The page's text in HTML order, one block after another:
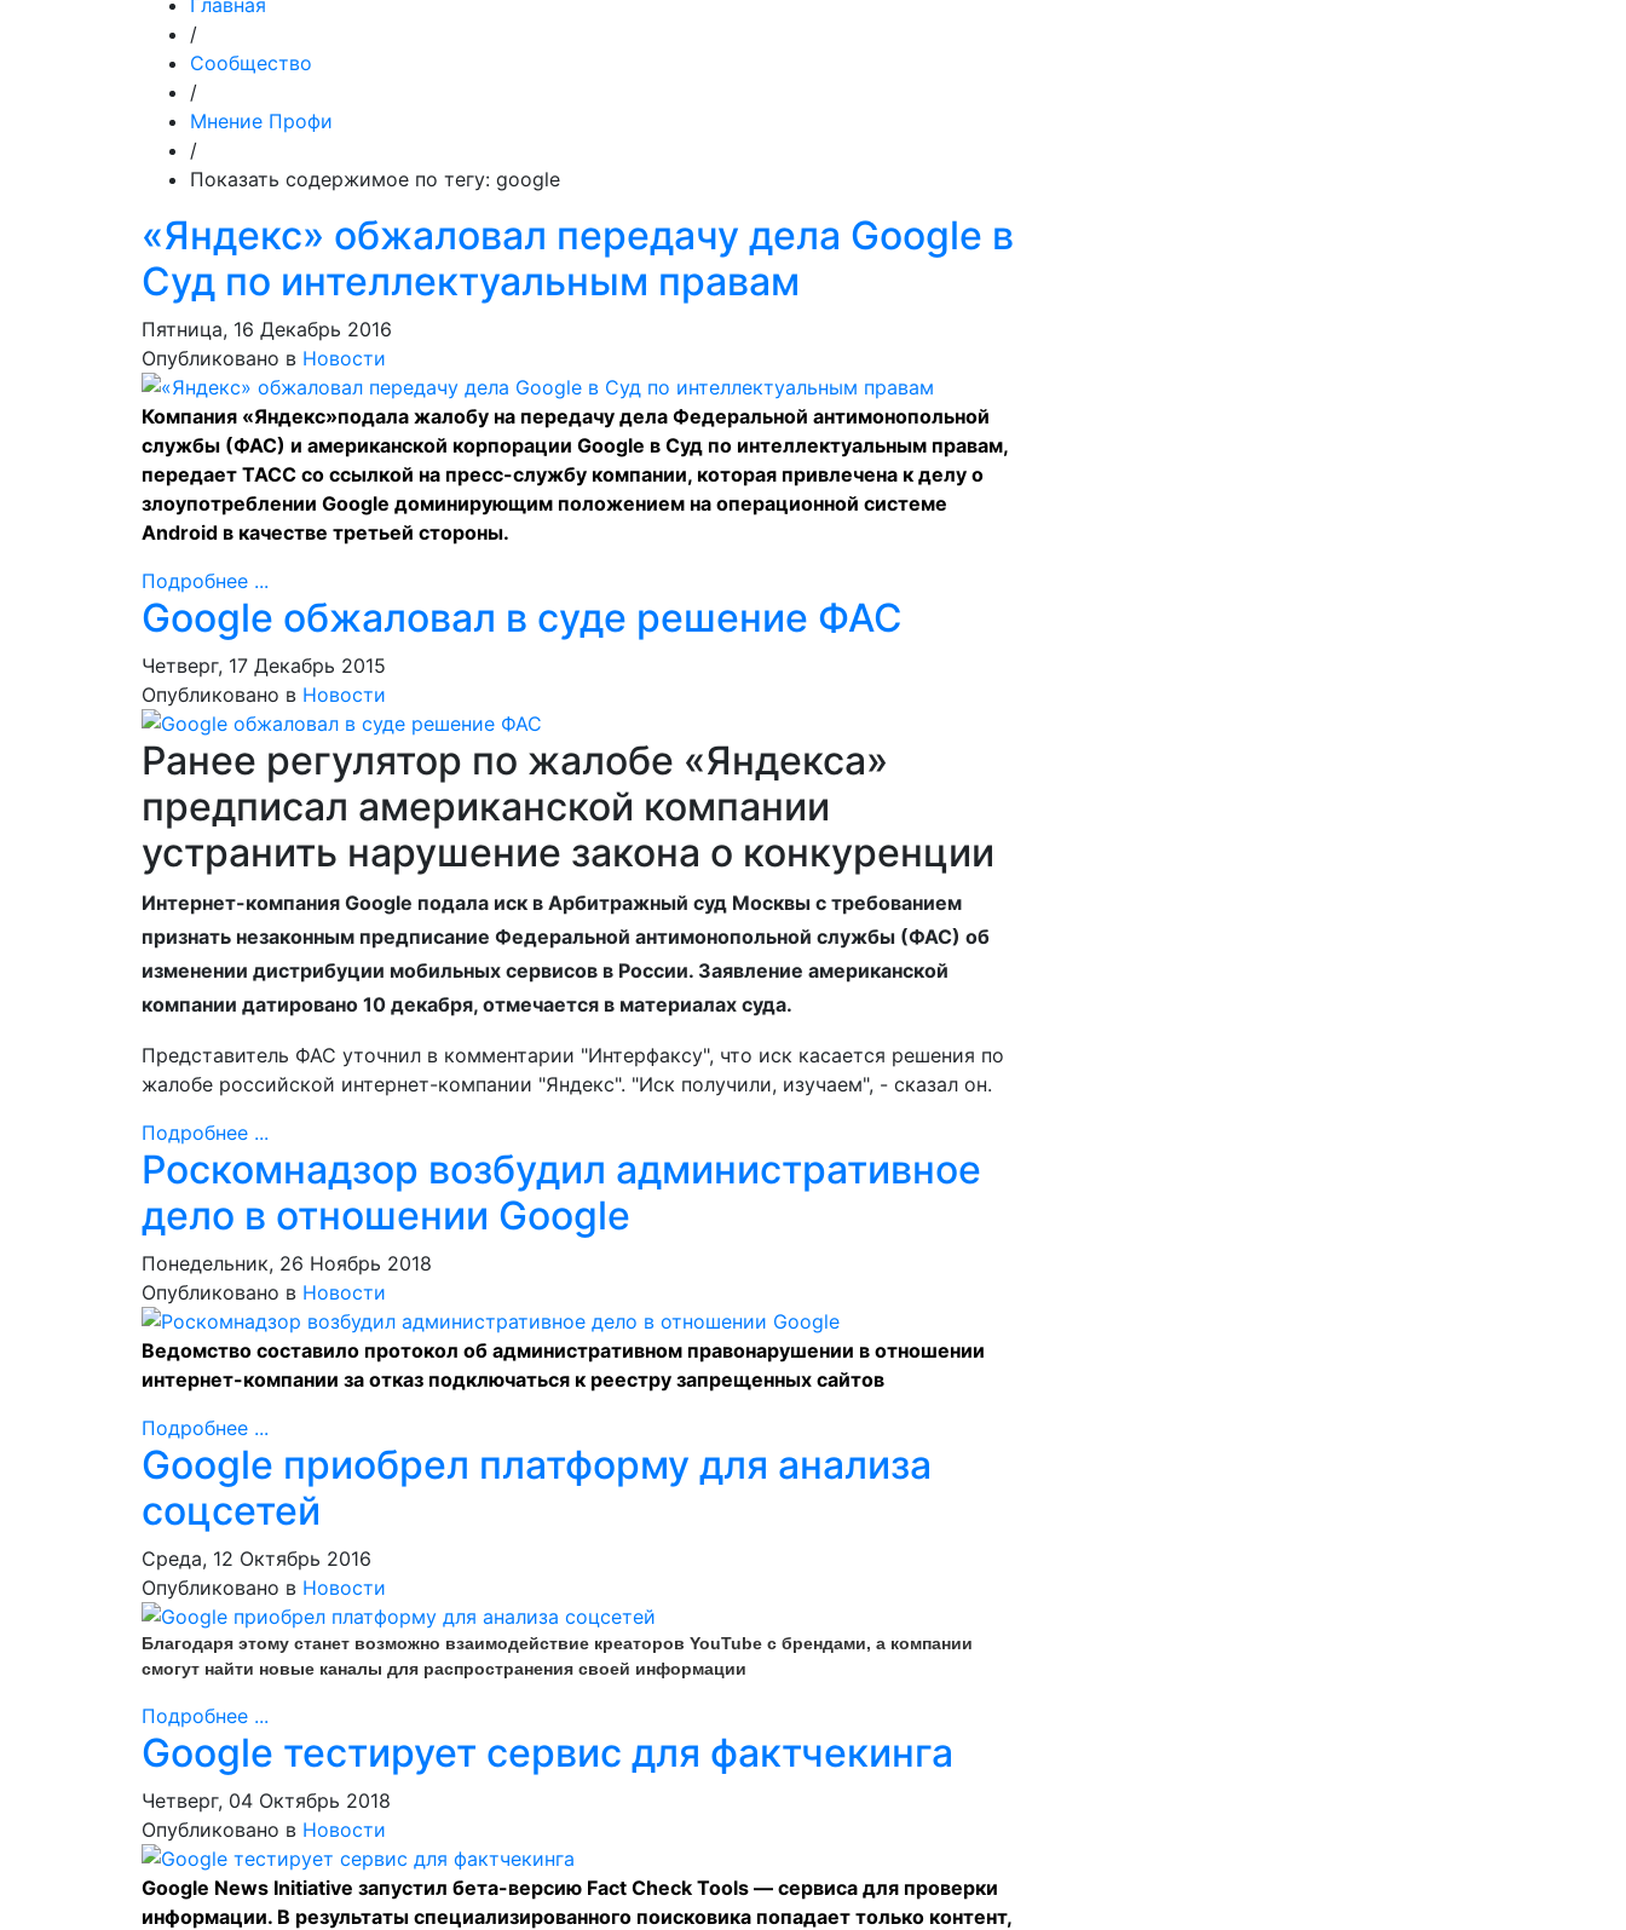
Главная
/
Сообщество
/
Мнение Профи
/
Показать содержимое по тегу: google
«Яндекс» обжаловал передачу дела Google в
Суд по интеллектуальным правам
Пятница, 16 Декабрь 2016
Опубликовано в Новости
Компания «Яндекс»подала жалобу на передачу дела Федеральной антимонопольной
службы (ФАС) и американской корпорации Google в Суд по интеллектуальным правам,
передает ТАСС со ссылкой на пресс-службу компании, которая привлечена к делу о
злоупотреблении Google доминирующим положением на операционной системе
Android в качестве третьей стороны.
Подробнее ...
Google обжаловал в суде решение ФАС
Четверг, 17 Декабрь 2015
Опубликовано в Новости
Ранее регулятор по жалобе «Яндекса»
предписал американской компании
устранить нарушение закона о конкуренции
Интернет-компания Google подала иск в Арбитражный суд Москвы с требованием
признать незаконным предписание Федеральной антимонопольной службы (ФАС) об
изменении дистрибуции мобильных сервисов в России. Заявление американской
компании датировано 10 декабря, отмечается в материалах суда.
Представитель ФАС уточнил в комментарии "Интерфаксу", что иск касается решения по
жалобе российской интернет-компании "Яндекс". "Иск получили, изучаем", - сказал он.
Подробнее ...
Роскомнадзор возбудил административное
дело в отношении Google
Понедельник, 26 Ноябрь 2018
Опубликовано в Новости
Ведомство составило протокол об административном правонарушении в отношении
интернет-компании за отказ подключаться к реестру запрещенных сайтов
Подробнее ...
Google приобрел платформу для анализа
соцсетей
Среда, 12 Октябрь 2016
Опубликовано в Новости
Благодаря этому станет возможно взаимодействие креаторов YouTube с брендами, а компании
смогут найти новые каналы для распространения своей информации
Подробнее ...
Google тестирует сервис для фактчекинга
Четверг, 04 Октябрь 2018
Опубликовано в Новости
Google News Initiative запустил бета-версию Fact Check Tools — сервиса для проверки
информации. В результаты специализированного поисковика попадает только контент,